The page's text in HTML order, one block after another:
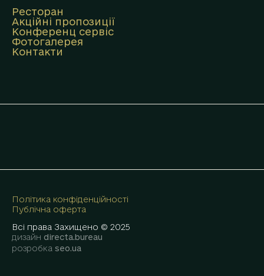
Ресторан
Акційні пропозиції
Конференц сервіс
Фотогалерея
Контакти
Політика конфіденційності
Публічна оферта
Всі права Захищено © 2025
дизайн directa.bureau
розробка seo.ua